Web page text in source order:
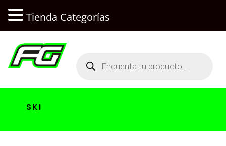
productos
SKI
Tienda Categorías